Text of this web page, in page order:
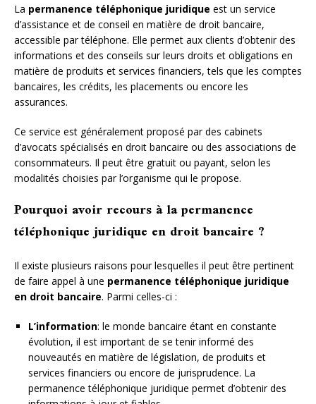
La permanence téléphonique juridique est un service
d’assistance et de conseil en matière de droit bancaire,
accessible par téléphone. Elle permet aux clients d’obtenir des
informations et des conseils sur leurs droits et obligations en
matière de produits et services financiers, tels que les comptes
bancaires, les crédits, les placements ou encore les
assurances.
Ce service est généralement proposé par des cabinets
d’avocats spécialisés en droit bancaire ou des associations de
consommateurs. Il peut être gratuit ou payant, selon les
modalités choisies par l’organisme qui le propose.
Pourquoi avoir recours à la permanence
téléphonique juridique en droit bancaire ?
Il existe plusieurs raisons pour lesquelles il peut être pertinent
de faire appel à une permanence téléphonique juridique
en droit bancaire. Parmi celles-ci :
L’information: le monde bancaire étant en constante
évolution, il est important de se tenir informé des
nouveautés en matière de législation, de produits et
services financiers ou encore de jurisprudence. La
permanence téléphonique juridique permet d’obtenir des